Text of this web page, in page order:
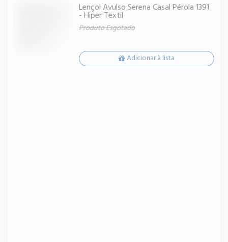
Lençol Avulso Serena Casal Pérola 1391
- Hiper Textil
Produto Esgotado
Adicionar à lista